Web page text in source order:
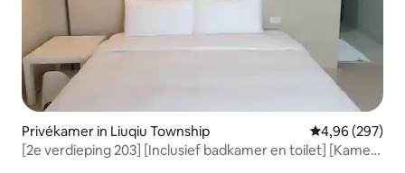
Privékamer in Liuqiu Township Gemiddelde
4,96 (297)
[2e verdieping 203] [Inclusief badkamer en toilet] [Kamer